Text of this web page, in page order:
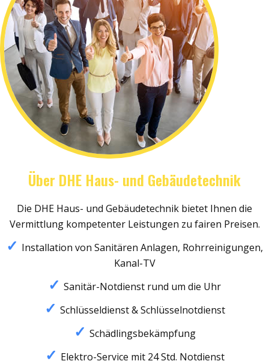
Über DHE Haus- und Gebäudetechnik
Die DHE Haus- und Gebäudetechnik bietet Ihnen die
Vermittlung kompetenter Leistungen zu fairen Preisen.
Installation von Sanitären Anlagen, Rohrreinigungen,
Kanal-TV
Sanitär-Notdienst rund um die Uhr
Schlüsseldienst & Schlüsselnotdienst
Schädlingsbekämpfung
Elektro-Service mit 24 Std. Notdienst